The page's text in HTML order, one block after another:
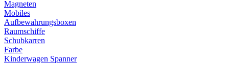
Magneten
Mobiles
Aufbewahrungsboxen
Raumschiffe
Schubkarren
Farbe
Kinderwagen Spanner